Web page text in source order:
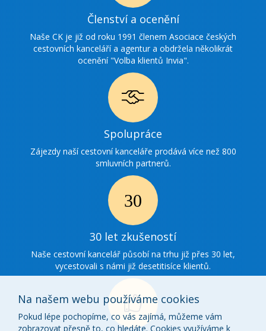
Ikonka
ocenění
Členství a ocenění
Naše CK je již od roku 1991 členem Asociace českých
cestovních kanceláří a agentur a obdržela několikrát
ocenění "Volba klientů Invia".
Ikonka
spolupráce
Spolupráce
Zájezdy naší cestovní kanceláře prodává více než 800
smluvních partnerů.
30 Ikonka
zkušenosti
30 let zkušeností
Naše cestovní kancelář působí na trhu již přes 30 let,
vycestovali s námi již desetitisíce klientů.
Na našem webu používáme cookies
Pokud lépe pochopíme, co vás zajímá, můžeme vám
zobrazovat přesně to, co hledáte. Cookies využíváme k